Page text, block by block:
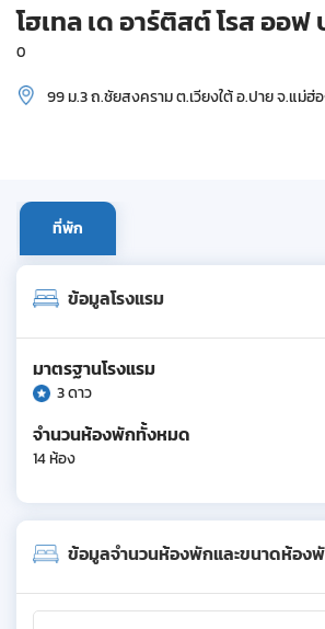
โฮเทล เด อาร์ติสต์ โรส ออฟ
0
99 ม.3 ถ.ชัยสงคราม ต.เวียงใต้ อ.ปาย จ.แม่ฮ่
ที่พัก
ข้อมูลโรงแรม
มาตรฐานโรงแรม
3 ดาว
จำนวนห้องพักทั้งหมด
14 ห้อง
ข้อมูลจำนวนห้องพักและขนาดห้องพั